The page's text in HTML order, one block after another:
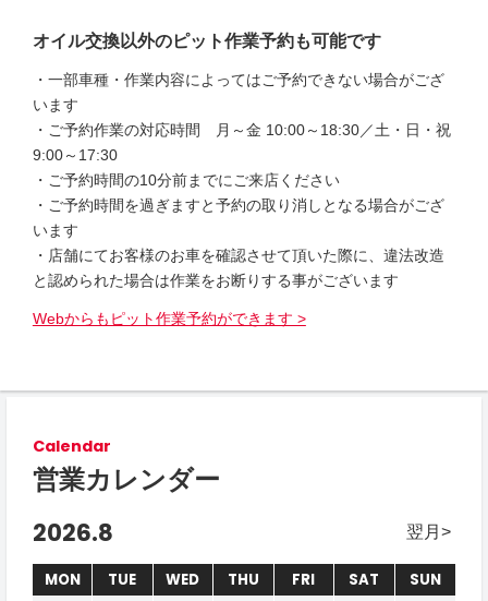
オイル交換以外のピット作業予約も可能です
・一部車種・作業内容によってはご予約できない場合がござ
います
・ご予約作業の対応時間 月～金 10:00～18:30／土・日・祝
9:00～17:30
・ご予約時間の10分前までにご来店ください
・ご予約時間を過ぎますと予約の取り消しとなる場合がござ
います
・店舗にてお客様のお車を確認させて頂いた際に、違法改造
と認められた場合は作業をお断りする事がございます
Webからもピット作業予約ができます >
Calendar
営業カレンダー
翌月
2026.8
MON TUE WED THU FRI SAT SUN